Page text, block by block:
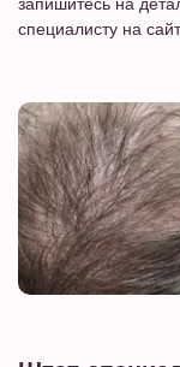
специалисту на